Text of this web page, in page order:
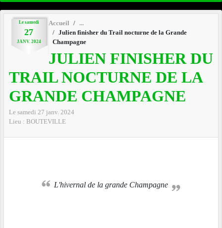
Le samedi
27
JANV. 2024
Accueil
Julien finisher du Trail nocturne de la Grande
Champagne
JULIEN FINISHER DU
TRAIL NOCTURNE DE LA
GRANDE CHAMPAGNE
Le samedi 27 janv. 2024
Lieu : BOUTEVILLE
L'hivernal de la grande Champagne